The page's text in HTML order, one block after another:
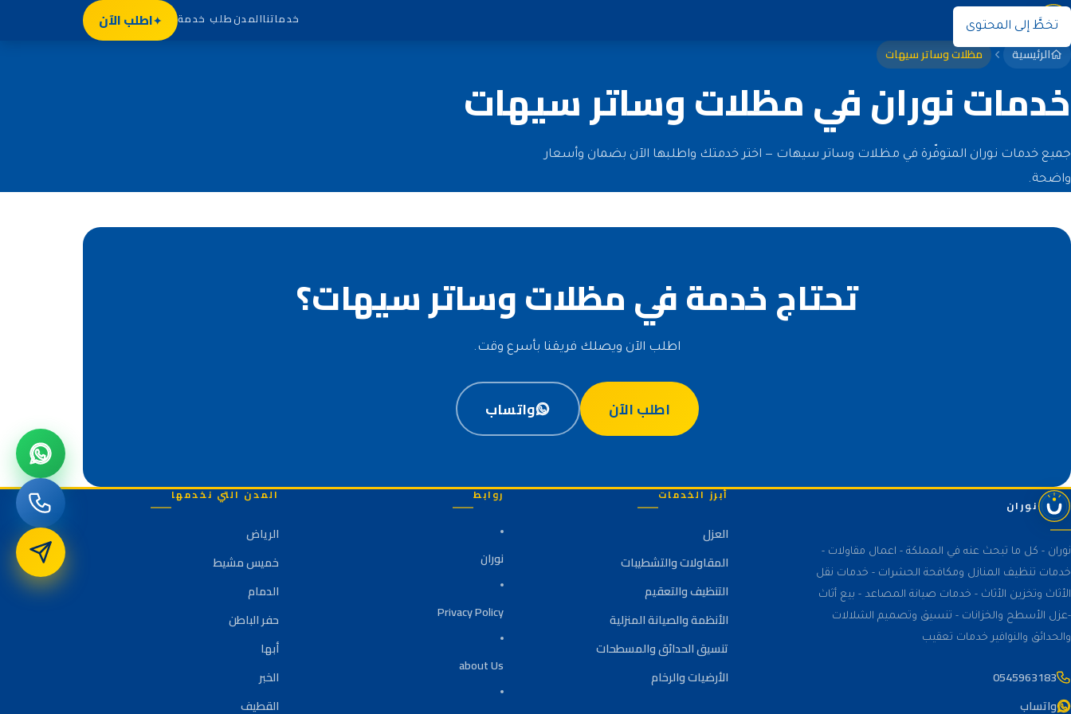
تخطَّ إلى المحتوى خدماتناالمدنطلب خدمة اطلب الآن نوران
الرئيسية مظلات وساتر سيهات
خدمات نوران في مظلات وساتر سيهات
جميع خدمات نوران المتوفّرة في مظلات وساتر سيهات — اختر خدمتك واطلبها الآن بضمان وأسعار
واضحة.
تحتاج خدمة في مظلات وساتر سيهات؟
اطلب الآن ويصلك فريقنا بأسرع وقت.
اطلب الآن واتساب
نوران
نوران - كل ما تبحث عنه في المملكة - اعمال مقاولات -
خدمات تنظيف المنازل ومكافحة الحشرات - خدمات نقل
الأثاث وتخزين الأثاث - خدمات صيانة المصاعد - بيع أثاث
-عزل الأسطح والخزانات - تنسيق وتصميم الشلالات
والحدائق والنوافير خدمات تعقيب
0545963183
واتساب
أبرز الخدمات
العزل
المقاولات والتشطيبات
التنظيف والتعقيم
الأنظمة والصيانة المنزلية
تنسيق الحدائق والمسطحات
الأرضيات والرخام
روابط
نوران
Privacy Policy
about Us
المدن التي نخدمها
الرياض
خميس مشيط
الدمام
حفر الباطن
أبها
الخبر
القطيف